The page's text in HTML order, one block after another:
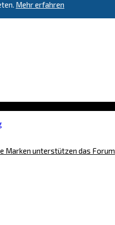
Mehr erfahren
Marken unterstützen das Forum